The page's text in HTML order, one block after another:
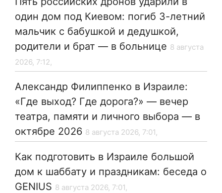
один дом под Киевом: погиб 3-летний
мальчик с бабушкой и дедушкой,
родители и брат — в больнице 8 августа
2026, 7:12,
Александр Филиппенко в Израиле:
«Где выход? Где дорога?» — вечер
театра, памяти и личного выбора — в
октябре 2026 8 августа 2026, 7:01,
Как подготовить в Израиле большой
дом к шаббату и праздникам: беседа о
GENIUS 8 августа 2026, 7:01,